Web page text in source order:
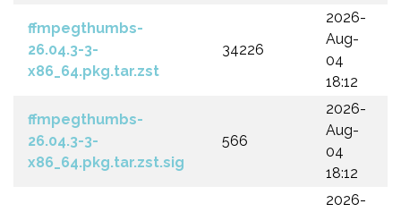
ffmpegthumbs-
26.04.3-3-
x86_64.pkg.tar.zst
34226
2026-
Aug-
04
18:12
ffmpegthumbs-
26.04.3-3-
x86_64.pkg.tar.zst.sig
566
2026-
Aug-
04
18:12
2026-